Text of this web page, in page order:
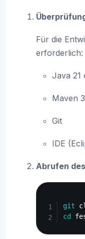
Für die
erforderlich:
Java 21
Maven
Git
IDE
Abrufen
git
cd